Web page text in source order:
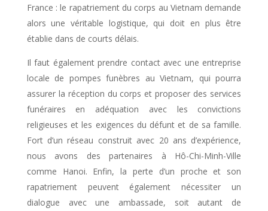
France : le rapatriement du corps au Vietnam demande
alors une véritable logistique, qui doit en plus être
établie dans de courts délais.
Il faut également prendre contact avec une entreprise
locale de pompes funèbres au Vietnam, qui pourra
assurer la réception du corps et proposer des services
funéraires en adéquation avec les convictions
religieuses et les exigences du défunt et de sa famille.
Fort d’un réseau construit avec 20 ans d’expérience,
nous avons des partenaires à Hô-Chi-Minh-Ville
comme Hanoi. Enfin, la perte d’un proche et son
rapatriement peuvent également nécessiter un
dialogue avec une ambassade, soit autant de